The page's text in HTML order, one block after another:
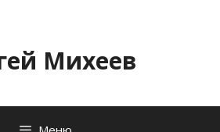
Михеев